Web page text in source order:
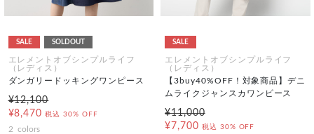
SALE SOLDOUT
エレメントオブシンプルライフ
（レディス）
ダンガリードッキングワンピース
¥12,100
¥8,470 税込 30% OFF
2 colors
SALE
エレメントオブシンプルライフ
（レディス）
【3buy40%OFF！対象商品】デニ
ムライクジャンスカワンピース
¥11,000
¥7,700 税込 30% OFF